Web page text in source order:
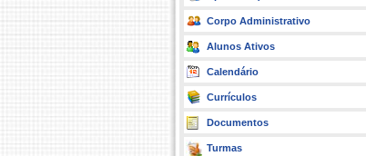
Corpo Administrativo
Alunos Ativos
Calendário
Currículos
Documentos
Turmas